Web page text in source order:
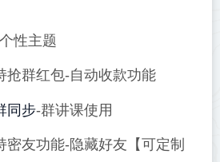
性主题
群红包-自动收款功能
同步-群讲课使用
友功能-隐藏好友【可定制